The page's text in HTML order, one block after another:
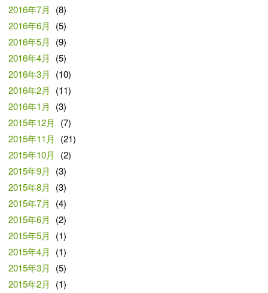
2016年7月
(8)
2016年6月
(5)
2016年5月
(9)
2016年4月
(5)
2016年3月
(10)
2016年2月
(11)
2016年1月
(3)
2015年12月
(7)
2015年11月
(21)
2015年10月
(2)
2015年9月
(3)
2015年8月
(3)
2015年7月
(4)
2015年6月
(2)
2015年5月
(1)
2015年4月
(1)
2015年3月
(5)
2015年2月
(1)